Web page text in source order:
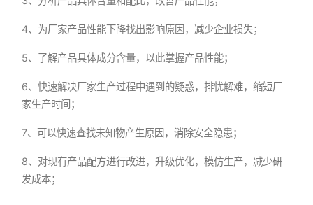
4、为厂家产品性能下降找出影响原因，减少企业损失；
5、了解产品具体成分含量，以此掌握产品性能；
6、快速解决厂家生产过程中遇到的疑惑，排忧解难，缩短厂
家生产时间；
7、可以快速查找未知物产生原因，消除安全隐患；
8、对现有产品配方进行改进，升级优化，模仿生产，减少研
发成本；